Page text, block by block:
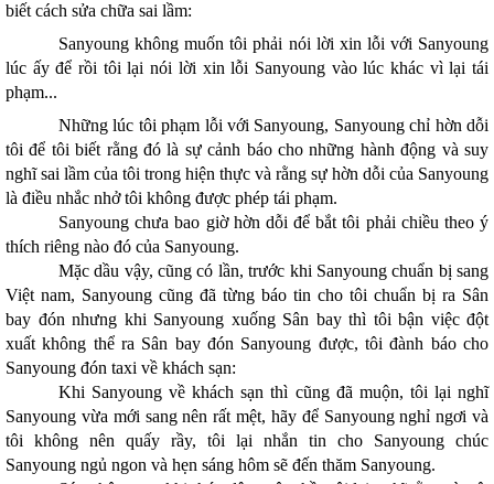
biết cách sửa chữa sai lầm:
Sanyoung không muốn tôi phải nói lời xin lỗi với Sanyoung
lúc ấy để rồi tôi lại nói lời xin lỗi Sanyoung vào lúc khác vì lại tái
phạm...
Những lúc tôi phạm lỗi với Sanyoung, Sanyoung chỉ hờn dỗi
tôi để tôi biết rằng đó là sự cảnh báo cho những hành động và suy
nghĩ sai lầm của tôi trong hiện thực và rằng sự hờn dỗi của Sanyoung
là điều nhắc nhở tôi không được phép tái phạm.
Sanyoung chưa bao giờ hờn dỗi để bắt tôi phải chiều theo ý
thích riêng nào đó của Sanyoung.
Mặc dầu vậy, cũng có lần, trước khi Sanyoung chuẩn bị sang
Việt nam, Sanyoung cũng đã từng báo tin cho tôi chuẩn bị ra Sân
bay đón nhưng khi Sanyoung xuống Sân bay thì tôi bận việc đột
xuất không thể ra Sân bay đón Sanyoung được, tôi đành báo cho
Sanyoung đón taxi về khách sạn:
Khi Sanyoung về khách sạn thì cũng đã muộn, tôi lại nghĩ
Sanyoung vừa mới sang nên rất mệt, hãy để Sanyoung nghỉ ngơi và
tôi không nên quấy rầy, tôi lại nhắn tin cho Sanyoung chúc
Sanyoung ngủ ngon và hẹn sáng hôm sẽ đến thăm Sanyoung.